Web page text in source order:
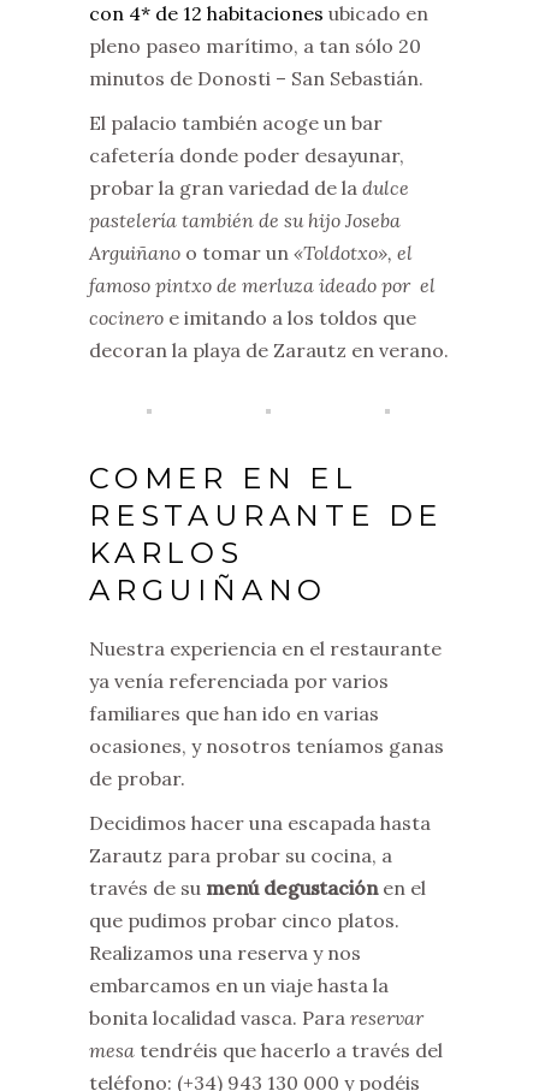
con 4* de 12 habitaciones ubicado en
pleno paseo marítimo, a tan sólo 20
minutos de Donosti – San Sebastián.
El palacio también acoge un bar
cafetería donde poder desayunar,
probar la gran variedad de la dulce
pastelería también de su hijo Joseba
Arguiñano o tomar un «Toldotxo», el
famoso pintxo de merluza ideado por el
cocinero e imitando a los toldos que
decoran la playa de Zarautz en verano.
COMER EN EL
RESTAURANTE DE
KARLOS
ARGUIÑANO
Nuestra experiencia en el restaurante
ya venía referenciada por varios
familiares que han ido en varias
ocasiones, y nosotros teníamos ganas
de probar.
Decidimos hacer una escapada hasta
Zarautz para probar su cocina, a
través de su menú degustaciónen el
que pudimos probar cinco platos.
Realizamos una reserva y nos
embarcamos en un viaje hasta la
bonita localidad vasca. Para reservar
mesa tendréis que hacerlo a través del
teléfono: (+34) 943 130 000 y podéis